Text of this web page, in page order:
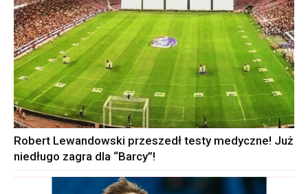
Robert Lewandowski przeszedł testy medyczne! Już
niedługo zagra dla “Barcy”!